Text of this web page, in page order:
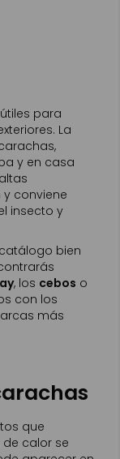
para
La
y en casa
conviene
insecto y
bien
, los cebos o
con los
más
que
calor se